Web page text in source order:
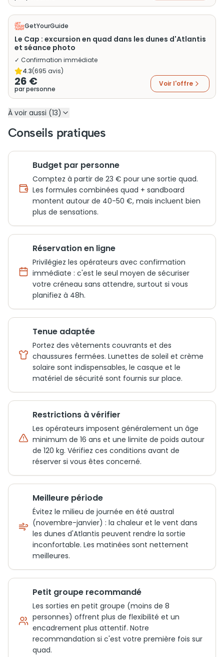
GetYourGuide
Le Cap : excursion en quad dans les dunes d'Atlantis
et séance photo
✓ Confirmation immédiate
4.3(695 avis)
26 €
par personne
Voir l'offre
À voir aussi (13)
Conseils pratiques
Budget par personne
Comptez à partir de 23 € pour une sortie quad.
Les formules combinées quad + sandboard
montent autour de 40-50 €, mais incluent bien
plus de sensations.
Réservation en ligne
Privilégiez les opérateurs avec confirmation
immédiate : c'est le seul moyen de sécuriser
votre créneau sans attendre, surtout si vous
planifiez à 48h.
Tenue adaptée
Portez des vêtements couvrants et des
chaussures fermées. Lunettes de soleil et crème
solaire sont indispensables, le casque et le
matériel de sécurité sont fournis sur place.
Restrictions à vérifier
Les opérateurs imposent généralement un âge
minimum de 16 ans et une limite de poids autour
de 120 kg. Vérifiez ces conditions avant de
réserver si vous êtes concerné.
Meilleure période
Évitez le milieu de journée en été austral
(novembre-janvier) : la chaleur et le vent dans
les dunes d'Atlantis peuvent rendre la sortie
inconfortable. Les matinées sont nettement
meilleures.
Petit groupe recommandé
Les sorties en petit groupe (moins de 8
personnes) offrent plus de flexibilité et un
encadrement plus attentif. Notre
recommandation si c'est votre première fois sur
quad.